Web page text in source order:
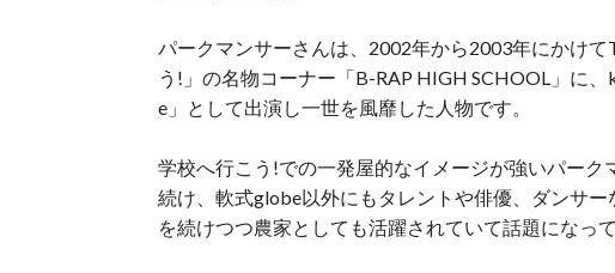
パークマンサーさんは、2002年から2003年にかけ
う!」の名物コーナー「B-RAP HIGH SCHOOL」に
e」として出演し一世を風靡した人物です。
学校へ行こう!での一発屋的なイメージが強いパー
続け、軟式globe以外にもタレントや俳優、ダンサ
を続けつつ農家としても活躍されていて話題になって